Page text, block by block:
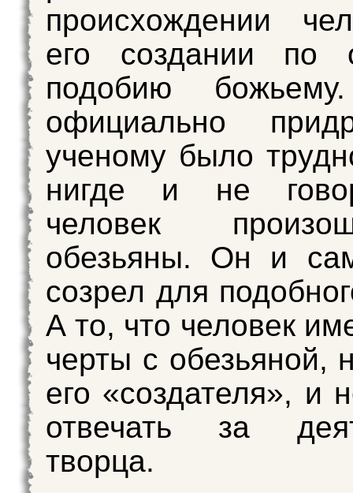
происхождении
его создании по
подобию
официально
ученому было
нигде и не
человек
обезьяны. Он и
созрел для
А то, что человек
черты с обезьяной,
его «создателя», и
отвечать за
творца.